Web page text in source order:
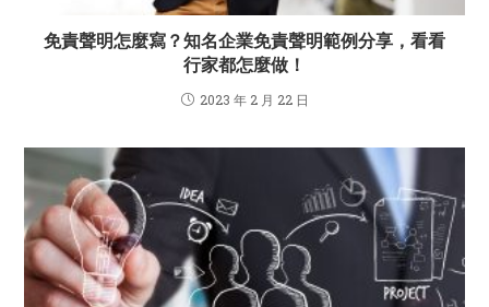
免責聲明怎麼寫？知名企業免責聲明範例分享，看看
行家都怎麼做！
2023 年 2 月 22 日